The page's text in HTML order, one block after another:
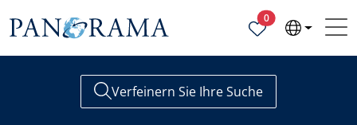
0Ausgewählte
Verfeinern Sie Ihre Suche